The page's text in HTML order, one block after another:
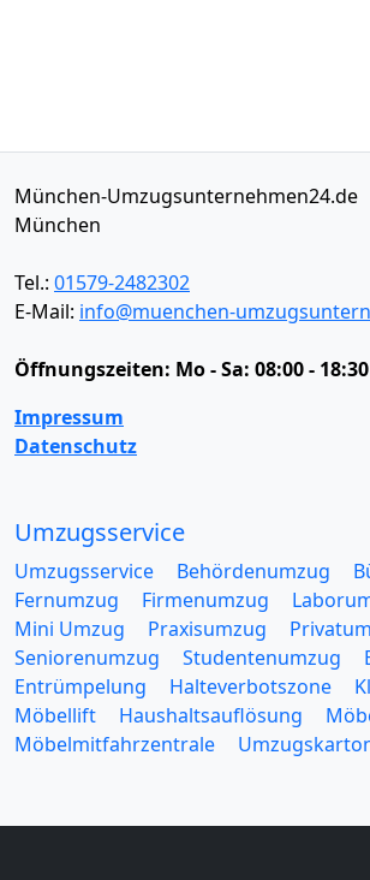
München-Umzugsunternehmen24.de
München
Tel.: 01579-2482302
E-Mail: info@muenchen-
Öffnungszeiten: Mo - Sa: 08:00 -
Impressum
Datenschutz
Umzugsservice
Umzugsservice Behördenumzug
Fernumzug
Firmenumzug
Mini Umzug
Praxisumzug
Seniorenumzug
Studentenumzug
Entrümpelung
Halteverbotszone
Möbellift
Haushaltsauflösung
Möbelmitfahrzentrale